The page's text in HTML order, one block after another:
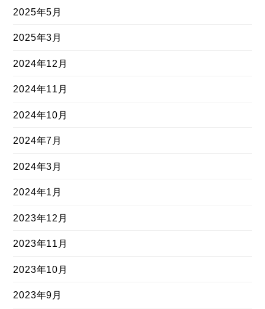
2025年5月
2025年3月
2024年12月
2024年11月
2024年10月
2024年7月
2024年3月
2024年1月
2023年12月
2023年11月
2023年10月
2023年9月